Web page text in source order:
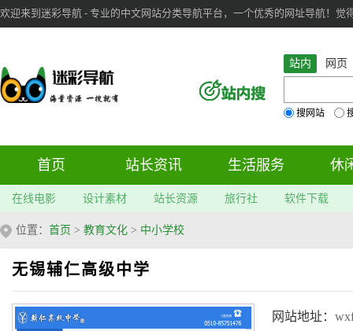
欢迎来到迷彩导航 - 专业的中文网站分类导航平台，一个优秀的网址导航！觉
站内 网页
搜网站
首页 站长资讯 生活服务 休
在线电影 设计素材 站长资源 旅行社 软件下载
位置： 首页 > 教育文化 > 中小学校
无锡辅仁高级中学
网站地址：